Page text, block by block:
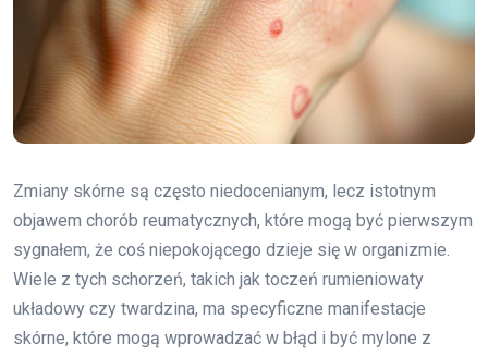
Zmiany skórne są często niedocenianym, lecz istotnym
objawem chorób reumatycznych, które mogą być pierwszym
sygnałem, że coś niepokojącego dzieje się w organizmie.
Wiele z tych schorzeń, takich jak toczeń rumieniowaty
układowy czy twardzina, ma specyficzne manifestacje
skórne, które mogą wprowadzać w błąd i być mylone z